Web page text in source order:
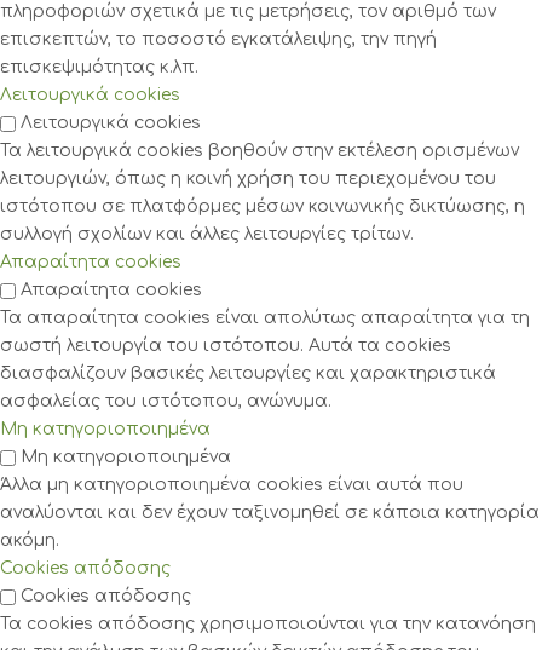
πληροφοριών σχετικά με τις μετρήσεις, τον αριθμό των
επισκεπτών, το ποσοστό εγκατάλειψης, την πηγή
επισκεψιμότητας κ.λπ.
Λειτουργικά cookies
Λειτουργικά cookies
Τα λειτουργικά cookies βοηθούν στην εκτέλεση ορισμένων
λειτουργιών, όπως η κοινή χρήση του περιεχομένου του
ιστότοπου σε πλατφόρμες μέσων κοινωνικής δικτύωσης, η
συλλογή σχολίων και άλλες λειτουργίες τρίτων.
Απαραίτητα cookies
Απαραίτητα cookies
Τα απαραίτητα cookies είναι απολύτως απαραίτητα για τη
σωστή λειτουργία του ιστότοπου. Αυτά τα cookies
διασφαλίζουν βασικές λειτουργίες και χαρακτηριστικά
ασφαλείας του ιστότοπου, ανώνυμα.
Μη κατηγοριοποιημένα
Μη κατηγοριοποιημένα
Άλλα μη κατηγοριοποιημένα cookies είναι αυτά που
αναλύονται και δεν έχουν ταξινομηθεί σε κάποια κατηγορία
ακόμη.
Cookies απόδοσης
Cookies απόδοσης
Τα cookies απόδοσης χρησιμοποιούνται για την κατανόηση